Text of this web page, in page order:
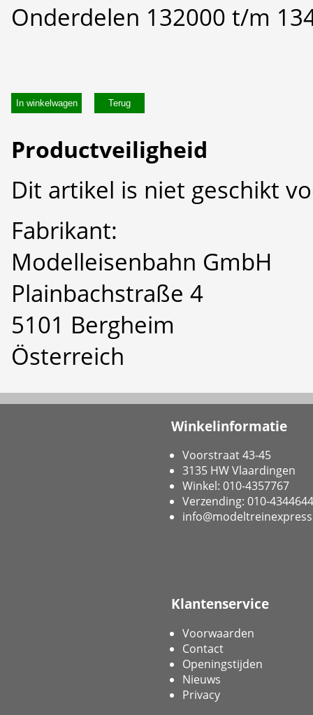
Onderdelen 132000 t/m
In winkelwagen
Productveiligheid
Dit artikel is niet geschikt
Fabrikant:
Modelleisenbahn GmbH
Plainbachstraße 4
5101 Bergheim
Österreich
Winkelinformatie
Voorstraat 43-45
3135 HW Vlaardingen
Winkel: 010-4357767
Verzending: 010-4344644
Klantenservice
Voorwaarden
Contact
Openingstijden
Nieuws
Privacy